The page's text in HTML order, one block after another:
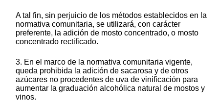
A tal fin, sin perjuicio de los métodos establecidos en la
normativa comunitaria, se utilizará, con carácter
preferente, la adición de mosto concentrado, o mosto
concentrado rectificado.
3. En el marco de la normativa comunitaria vigente,
queda prohibida la adición de sacarosa y de otros
azúcares no procedentes de uva de vinificación para
aumentar la graduación alcohólica natural de mostos y
vinos.